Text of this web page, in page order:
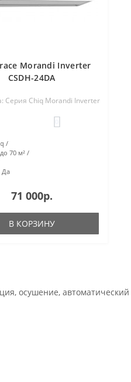
Morandi Inverter
CSDH-24DA
Серия Chiq Morandi Inverter
до 70 м²
Да
71 000р.
В КОРЗИНУ
осушение, автоматический